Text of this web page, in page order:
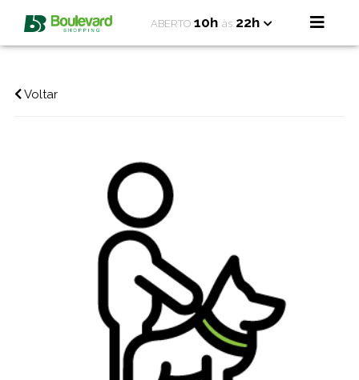
ABERTO 10h às 22h
Voltar